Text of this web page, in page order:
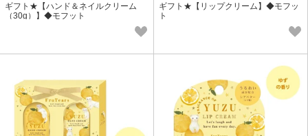
ギフト★【ハンド＆ネイルクリーム
（30g）】◆モフット
ギフト★【リップクリーム】◆モフッ
ト